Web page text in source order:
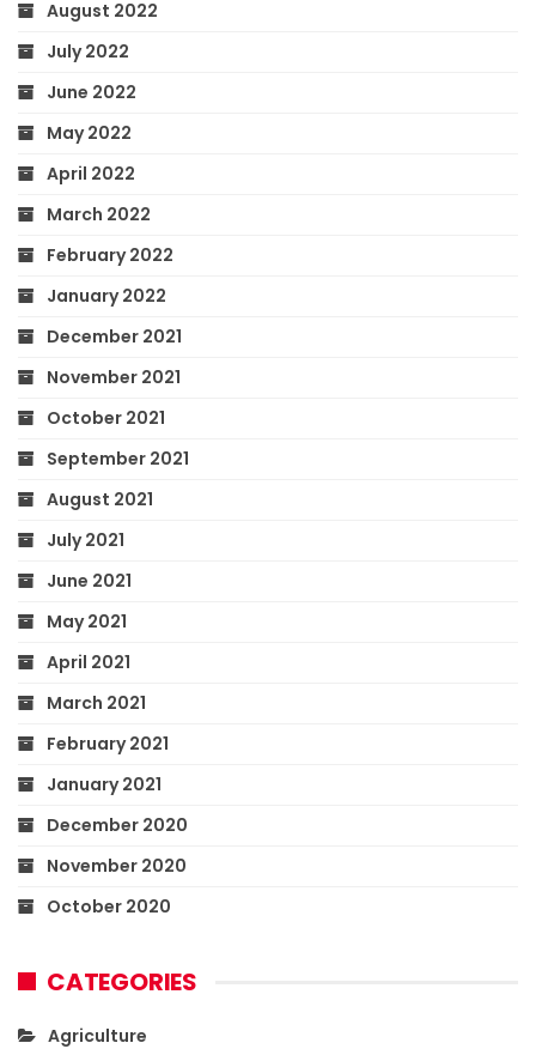
August 2022
July 2022
June 2022
May 2022
April 2022
March 2022
February 2022
January 2022
December 2021
November 2021
October 2021
September 2021
August 2021
July 2021
June 2021
May 2021
April 2021
March 2021
February 2021
January 2021
December 2020
November 2020
October 2020
CATEGORIES
Agriculture